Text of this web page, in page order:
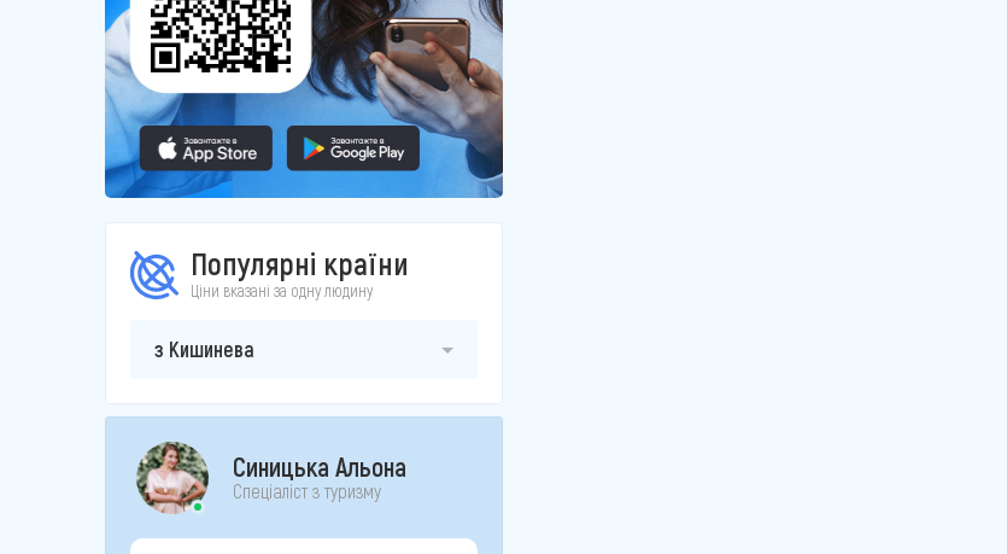
Популярні країни
Ціни вказані за одну людину
з Кишинева
Синицька Альона
Спеціаліст з туризму